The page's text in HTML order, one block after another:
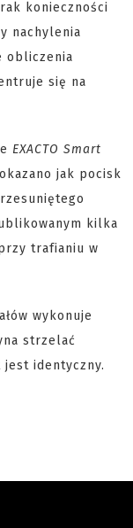
konieczności
nachylenia
obliczenia
się na
EXACTO Smart
jak pocisk
kilka
trafianiu w
wykonuje
strzelać
identyczny.